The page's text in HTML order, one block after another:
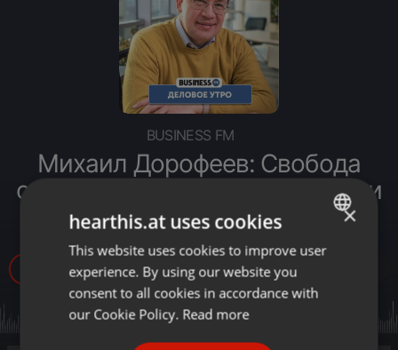
BUSINESS FM
Михаил Дорофеев: Свобода
слова зависит от менталитета и
исторического контекста
797
ENGLISH
GERMAN
×
hearthis.at uses cookies
This website uses cookies to improve user
experience. By using our website you
consent to all cookies in accordance with
our Cookie Policy. Read more